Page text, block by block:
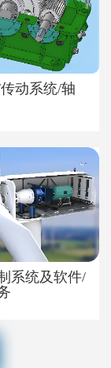
动系统/轴
系统及软件/